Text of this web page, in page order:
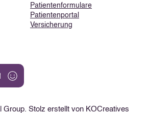
Patientenformulare
Patientenportal
Versicherung
Stolz erstellt von KOCreatives